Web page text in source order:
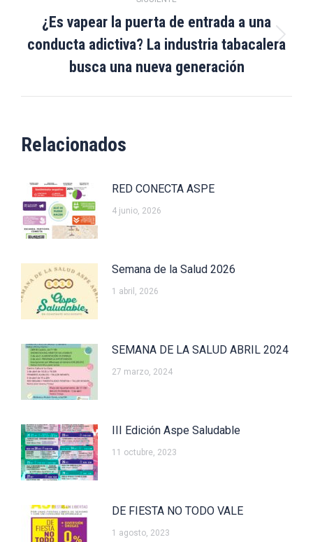
Publicación
siguiente:
¿Es vapear la puerta de entrada a una
conducta adictiva? La industria tabacalera
busca una nueva generación
Relacionados
RED CONECTA ASPE
4 junio, 2026
Semana de la Salud 2026
1 abril, 2026
SEMANA DE LA SALUD ABRIL 2024
27 marzo, 2024
III Edición Aspe Saludable
11 octubre, 2023
DE FIESTA NO TODO VALE
1 agosto, 2023